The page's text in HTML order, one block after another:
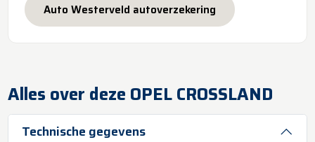
Auto Westerveld autoverzekering
Alles over deze OPEL CROSSLAND
Technische gegevens